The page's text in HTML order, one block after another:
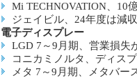
Mi TECHNOVATION、10
ジェイビル、24年度は減
電子ディスプレー
LGD 7～9月期、営業損失
コニカミノルタ、ディス
メタ 7～9月期、メタバー